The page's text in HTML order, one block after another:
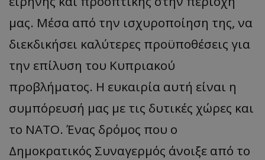
μας. Μέσα από την ισχυροποίηση της, να
διεκδικήσει καλύτερες προϋποθέσεις για
την επίλυση του Κυπριακού
προβλήματος. Η ευκαιρία αυτή είναι η
συμπόρευσή μας με τις δυτικές χώρες και
το ΝΑΤΟ. Ένας δρόμος που ο
Δημοκρατικός Συναγερμός άνοιξε από το